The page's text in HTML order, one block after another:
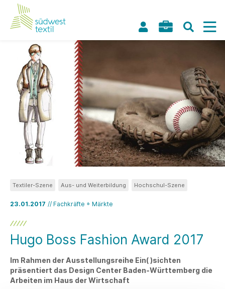
23.01.2017 // Fachkräfte + Märkte
Textiler-Szene Aus- und Weiterbildung Hochschul-Szene
Hugo Boss Fashion Award 2017
Im Rahmen der Ausstellungsreihe Ein( )sichten
präsentiert das Design Center Baden-Württemberg die
Arbeiten im Haus der Wirtschaft